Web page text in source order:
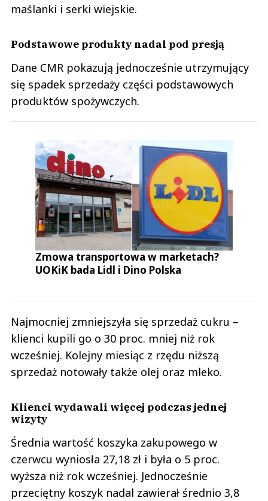
maślanki i serki wiejskie.
Podstawowe produkty nadal pod presją
Dane CMR pokazują jednocześnie utrzymujący
się spadek sprzedaży części podstawowych
produktów spożywczych.
Zmowa transportowa w marketach?
UOKiK bada Lidl i Dino Polska
Najmocniej zmniejszyła się sprzedaż cukru –
klienci kupili go o 30 proc. mniej niż rok
wcześniej. Kolejny miesiąc z rzędu niższą
sprzedaż notowały także olej oraz mleko.
Klienci wydawali więcej podczas jednej
wizyty
Średnia wartość koszyka zakupowego w
czerwcu wyniosła 27,18 zł i była o 5 proc.
wyższa niż rok wcześniej. Jednocześnie
przeciętny koszyk nadal zawierał średnio 3,8